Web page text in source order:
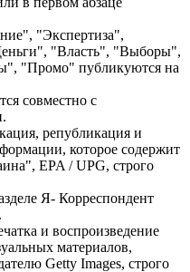
"Экспертиза",
"Власть", "Выборы",
"Промо" публикуются на
совместно с
републикация и
которое содержит
EPA / UPG, строго
Я- Корреспондент
и воспроизведение
материалов,
Getty Images, строго